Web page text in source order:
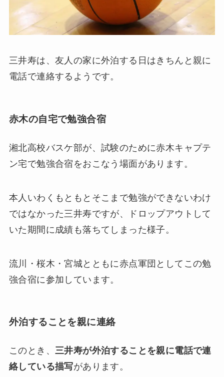
三井寿は、友人の家に外泊する日はきちんと親に
電話で連絡するようです。
赤木の自宅で勉強合宿
湘北高校バスケ部が、試験のために赤木キャプテ
ン宅で勉強合宿をおこなう場面があります。
本人いわくもともとそこまで勉強ができないわけ
ではなかった三井寿ですが、ドロップアウトして
いた期間に成績も落ちてしまった様子。
流川・桜木・宮城とともに赤点軍団としてこの勉
強合宿に参加しています。
外泊することを親に連絡
このとき、 三井寿が外泊することを親に電話で連
絡している描写があります。